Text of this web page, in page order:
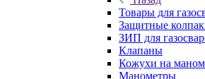
Товары для
Защитные
ЗИП для
Клапаны
Кожухи на
Манометры